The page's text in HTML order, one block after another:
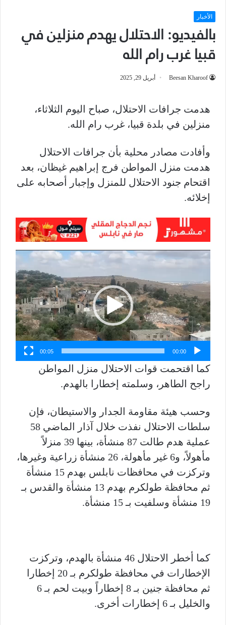
الأخبار
بالفيديو: الاحتلال يهدم منزلين في
قبيا غرب رام الله
Beesan Kharoof أبريل 29, 2025
هدمت جرافات الاحتلال، صباح اليوم الثلاثاء،
منزلين في بلدة قبيا، غرب رام الله.
وأفادت مصادر محلية بأن جرافات الاحتلال
هدمت منزل المواطن فرج إبراهيم غيظان، بعد
اقتحام جنود الاحتلال للمنزل وإجبار أصحابه على
إخلائه.
مشغل
00:00
00:05
كما اقتحمت قوات الاحتلال منزل المواطن
راجح الطاهر، وسلمته إخطارا بالهدم.
وحسب هيئة مقاومة الجدار والاستيطان، فإن
سلطات الاحتلال نفذت خلال آذار الماضي 58
عملية هدم طالت 87 منشأة، بينها 39 منزلاً
مأهولاً، و6 غير مأهولة، 26 منشأة زراعية وغيرها،
وتركزت في محافظات نابلس بهدم 15 منشأة
ثم محافظة طولكرم بهدم 13 منشأة والقدس بـ
19 منشأة وسلفيت بـ 15 منشأة.
كما أخطر الاحتلال 46 منشأة بالهدم، وتركزت
الإخطارات في محافظة طولكرم بـ 20 إخطارا
ثم محافظة جنين بـ 8 إخطاراً وبيت لحم بـ 6
والخليل بـ 6 إخطارات أخرى.